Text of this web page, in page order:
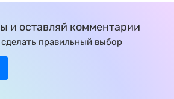
и оставляй комментарии
правильный выбор